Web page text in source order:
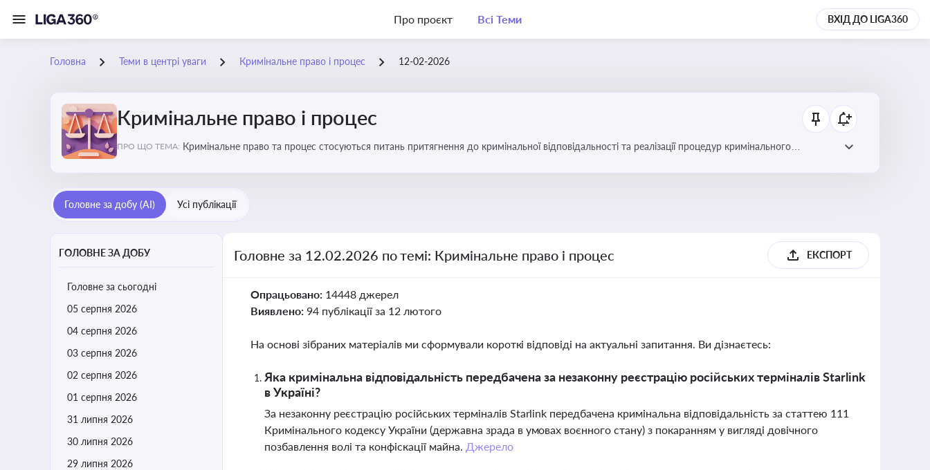
Про проєкт Всі Теми ВХІД ДО LIGA360
Головна Теми в центрі уваги Кримінальне право і процес 12-02-2026
Кримінальне право і процес
ПРО ЩО ТЕМА: Кримінальне право та процес стосуються питань притягнення до кримінальної відповідальності та реалізації процедур кримінального
Головне за добу (AI) Усі публікації
ГОЛОВНЕ ЗА ДОБУ
Головне за сьогодні
05 серпня 2026
04 серпня 2026
03 серпня 2026
02 серпня 2026
01 серпня 2026
31 липня 2026
30 липня 2026
29 липня 2026
Головне за 12.02.2026 по темі: Кримінальне право і процес ЕКСПОРТ
Опрацьовано: 14448 джерел
Виявлено: 94 публікації за 12 лютого
На основі зібраних матеріалів ми сформували короткі відповіді на актуальні запитання. Ви дізнаєтесь:
Яка кримінальна відповідальність передбачена за незаконну реєстрацію російських терміналів Starlink
в Україні?
За незаконну реєстрацію російських терміналів Starlink передбачена кримінальна відповідальність за статтею 111
Кримінального кодексу України (державна зрада в умовах воєнного стану) з покаранням у вигляді довічного
позбавлення волі та конфіскації майна. Джерело